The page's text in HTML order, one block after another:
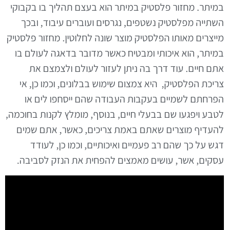
במיתר. מחזור פלסטיק במיתר הוא בעצם תהליך בו בקבוקי
השתייה מפלסטיק נשטפים, נגרסים ועוברים עיבוד, ובכך
מייצרים מאותו הפלסטיק מוצר שונה לחלוטין. מחזור פלסטיק
במיתר, הוא איכותי ומבטיח כאשר מדובר בדאגה לעולם בו
אתם חיים. עוד דרך בה ניתן לעזור לעולם ולצמצם את
צריכת הפלסטיק, היא צמצום שימוש בבלונים, וכמו כן, אי
הפרחתם לשמיים בעקבות העבודה שהם ייסחפו לים או
לטבע ויפגעו שם בבעלי חיים, בנוסף, מומלץ לקנות בחוכמה,
להעדיף מוצרים שאתם באמת צריכים, כאשר, אתם שמים
דגש על כך שהם רב פעמיים ואיכותיים, וכמו כן, לעודד
עסקים, אשר, עושים מאמצים להפחית את הנזק לסביבה.